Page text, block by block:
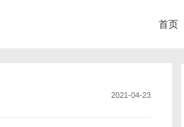
首页
2021-04-23